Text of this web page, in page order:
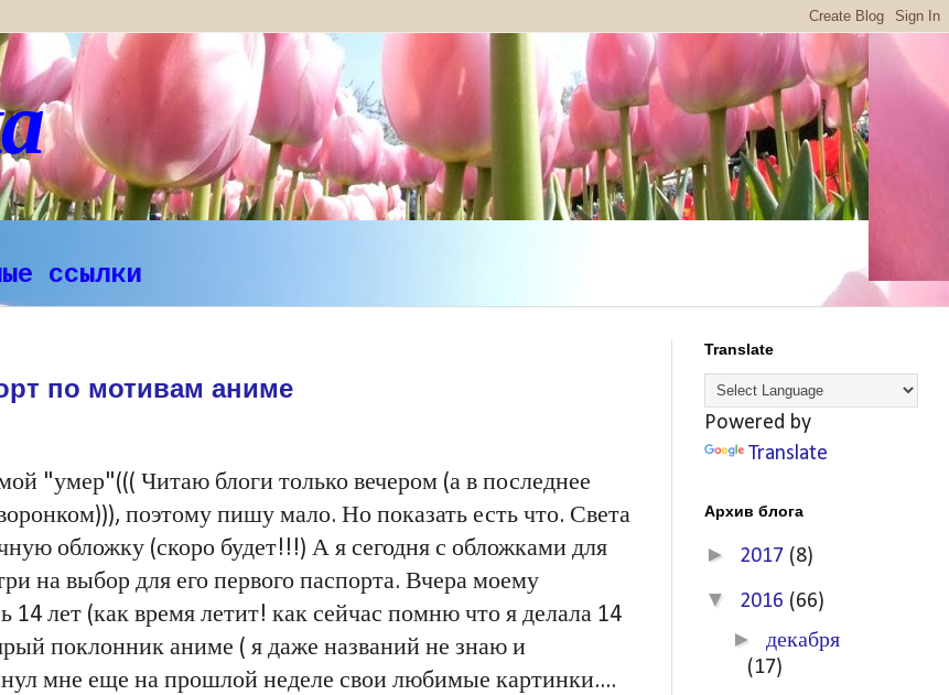
ссылки
по мотивам аниме
"умер"((( Читаю блоги только вечером (а в последнее
поэтому пишу мало. Но показать есть что. Света
обложку (скоро будет!!!) А я сегодня с обложками для
на выбор для его первого паспорта. Вчера моему
14 лет (как время летит! как сейчас помню что я делала 14
поклонник аниме ( я даже названий не знаю и
мне еще на прошлой неделе свои любимые картинки....
Translate
Powered by
Translate
Архив блога
► 2017 (8)
▼ 2016 (66)
► декабря
(17)